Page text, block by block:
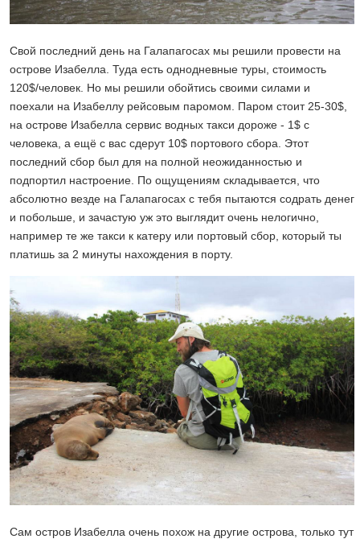
Свой последний день на Галапагосах мы решили провести на
острове Изабелла. Туда есть однодневные туры, стоимость
120$/человек. Но мы решили обойтись своими силами и
поехали на Изабеллу рейсовым паромом. Паром стоит 25-30$,
на острове Изабелла сервис водных такси дороже - 1$ с
человека, а ещё с вас сдерут 10$ портового сбора. Этот
последний сбор был для на полной неожиданностью и
подпортил настроение. По ощущениям складывается, что
абсолютно везде на Галапагосах с тебя пытаются содрать денег
и побольше, и зачастую уж это выглядит очень нелогично,
например те же такси к катеру или портовый сбор, который ты
платишь за 2 минуты нахождения в порту.
Сам остров Изабелла очень похож на другие острова, только тут